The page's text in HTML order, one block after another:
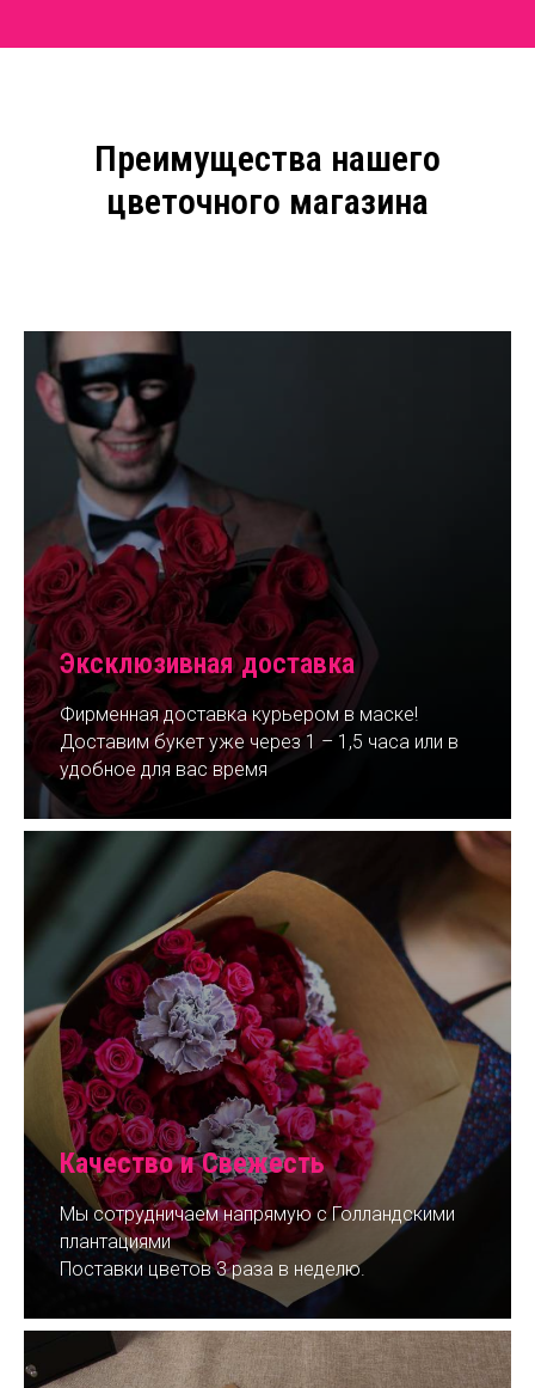
Преимущества нашего
цветочного магазина
Эксклюзивная доставка
Фирменная доставка курьером в маске!
Доставим букет уже через 1 – 1,5 часа или в
удобное для вас время
Качество и Свежесть
Мы сотрудничаем напрямую с Голландскими
плантациями
Поставки цветов 3 раза в неделю.